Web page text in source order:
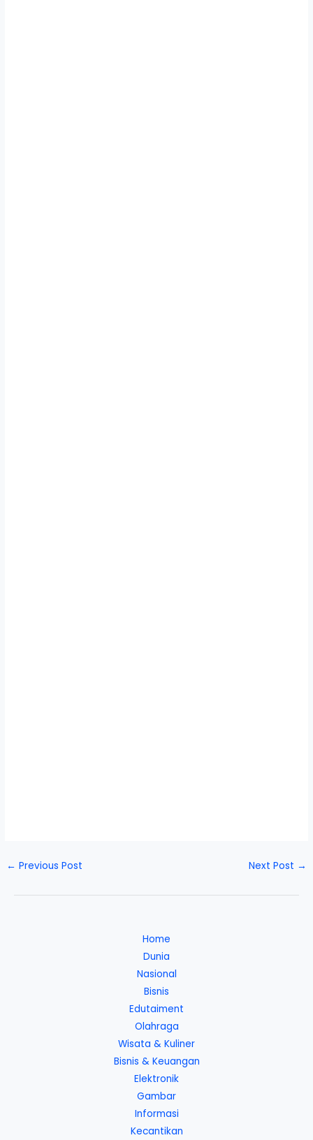
← Previous Post Next Post →
Home
Dunia
Nasional
Bisnis
Edutaiment
Olahraga
Wisata & Kuliner
Bisnis & Keuangan
Elektronik
Gambar
Informasi
Kecantikan